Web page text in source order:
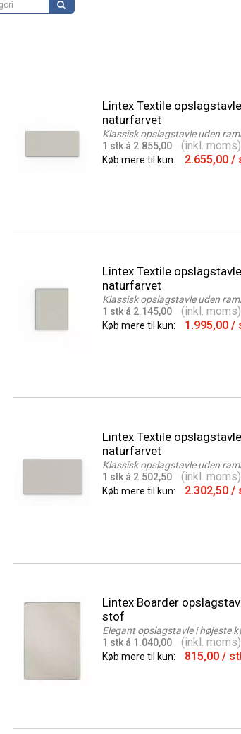
Lintex Textile
naturfarvet
Klassisk opslagstavle uden
1 stk á 2.855,00
(inkl. moms)
Køb mere til kun: 2.655,00 /
Lintex Textile
naturfarvet
Klassisk opslagstavle uden
1 stk á 2.145,00
(inkl. moms)
Køb mere til kun: 1.995,00 /
Lintex Textile
naturfarvet
Klassisk opslagstavle uden
1 stk á 2.502,50
(inkl. moms)
Køb mere til kun: 2.302,50 /
Lintex Boarder
stof
Elegant opslagstavle i højeste
1 stk á 1.040,00
(inkl. moms)
Køb mere til kun: 815,00 /